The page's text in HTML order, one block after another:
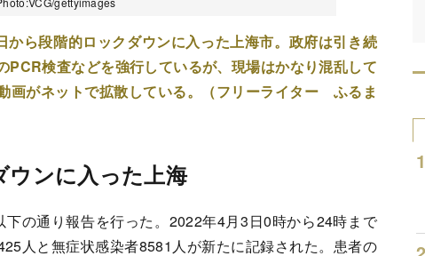
ら段階的ロックダウンに入った上海市。政府は引き続
PCR検査などを強行しているが、現場はかなり混乱して
画がネットで拡散している。（フリーライター ふるま
ウンに入った上海
下の通り報告を行った。2022年4月3日0時から24時まで
人と無症状感染者8581人が新たに記録された。患者の